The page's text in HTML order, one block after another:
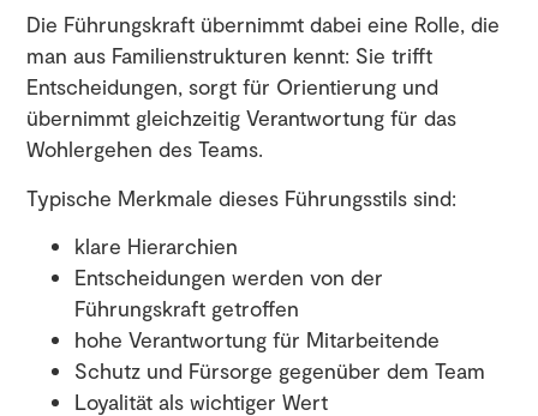
Die Führungskraft übernimmt dabei eine Rolle, die
man aus Familienstrukturen kennt: Sie trifft
Entscheidungen, sorgt für Orientierung und
übernimmt gleichzeitig Verantwortung für das
Wohlergehen des Teams.
Typische Merkmale dieses Führungsstils sind:
klare Hierarchien
Entscheidungen werden von der
Führungskraft getroffen
hohe Verantwortung für Mitarbeitende
Schutz und Fürsorge gegenüber dem Team
Loyalität als wichtiger Wert